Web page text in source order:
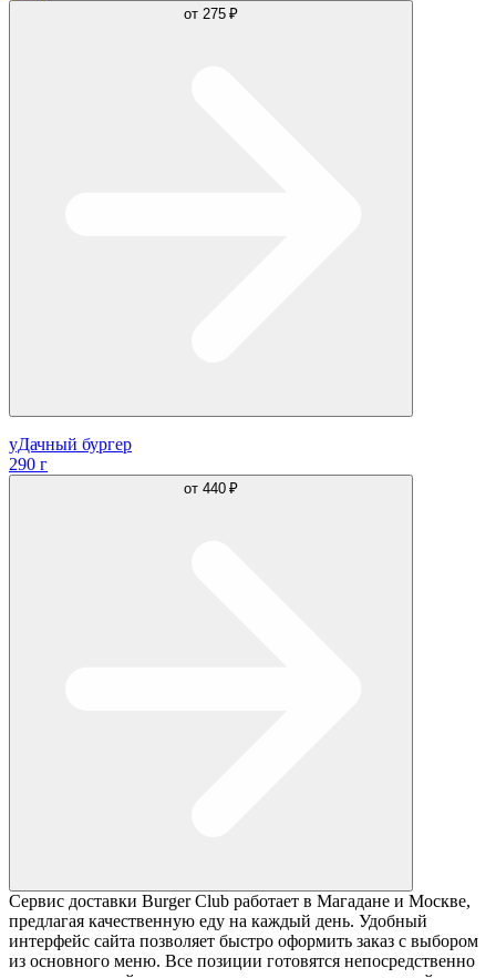
от 275 ₽
уДачный бургер
290 г
от 440 ₽
Сервис доставки Burger Club работает в Магадане и Москве,
предлагая качественную еду на каждый день. Удобный
интерфейс сайта позволяет быстро оформить заказ с выбором
из основного меню. Все позиции готовятся непосредственно